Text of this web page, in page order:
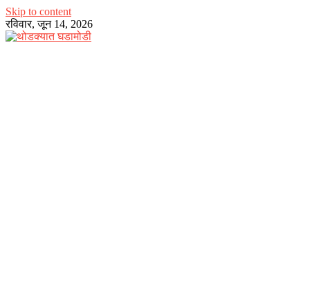
Skip to content
रविवार, जून 14, 2026